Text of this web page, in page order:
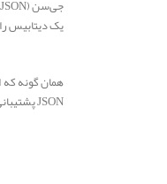
یک دیتابیس
JSON پشتیبانی می‌کنند.